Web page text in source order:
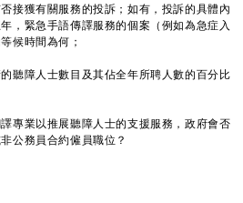
接獲有關服務的投訴；如有，投訴的具體內
，緊急手語傳譯服務的個案（例如為急症入
候時間為何；
聽障人士數目及其佔全年所聘人數的百分比
專業以推展聽障人士的支援服務，政府會否
公務員合約僱員職位？